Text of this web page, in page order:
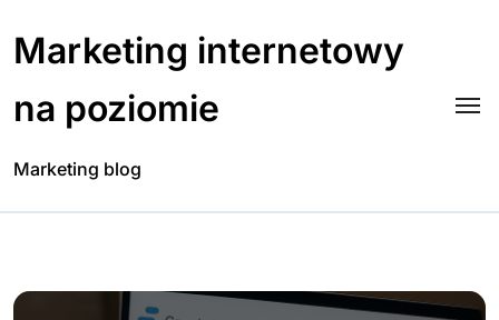
content
Marketing internetowy
na poziomie
Marketing blog